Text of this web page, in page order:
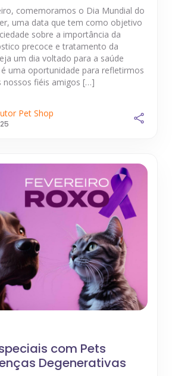
comemoramos o Dia Mundial do
uma data que tem como objetivo
sobre a importância da
precoce e tratamento da
um dia voltado para a saúde
uma oportunidade para refletirmos
nossos fiéis amigos […]
Pet Shop
com Pets
Degenerativas